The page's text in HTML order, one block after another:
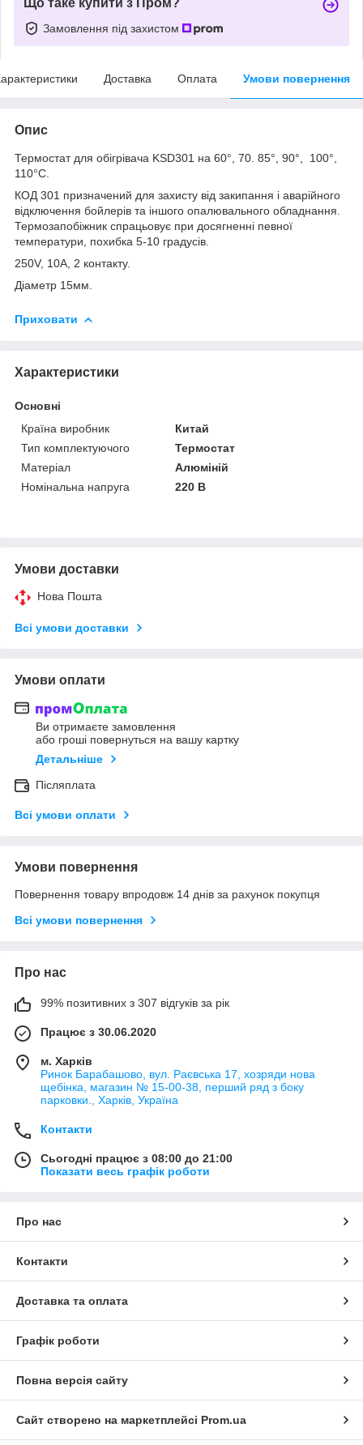
Замовлення під захистом
Доставка Оплата Умови повернення
Опис
Термостат для обігрівача KSD301 на 60°, 70. 85°, 90°, 100°,
110°С.
КОД 301 призначений для захисту від закипання і аварійного
відключення бойлерів та іншого опалювального обладнання.
Термозапобіжник спрацьовує при досягненні певної
температури, похибка 5-10 градусів.
250V, 10A, 2 контакту.
Діаметр 15мм.
Приховати
Характеристики
Основні
Країна виробник
Китай
Тип комплектуючого
Термостат
Матеріал
Алюміній
Номінальна напруга
220 В
Умови доставки
Нова Пошта
Всі умови доставки
Умови оплати
Ви отримаєте замовлення
або гроші повернуться на вашу картку
Детальніше
Післяплата
Всі умови оплати
Умови повернення
Повернення товару впродовж 14 днів за рахунок покупця
Всі умови повернення
Про нас
99% позитивних з 307 відгуків за рік
Працює з 30.06.2020
м. Харків
Ринок Барабашово, вул. Раєвська 17, хозряди нова
щебінка, магазин № 15-00-38, перший ряд з боку
парковки., Харків, Україна
Контакти
Сьогодні працює з 08:00 до 21:00
Показати весь графік роботи
Про нас
Контакти
Доставка та оплата
Графік роботи
Повна версія сайту
Сайт створено на маркетплейсі Prom.ua